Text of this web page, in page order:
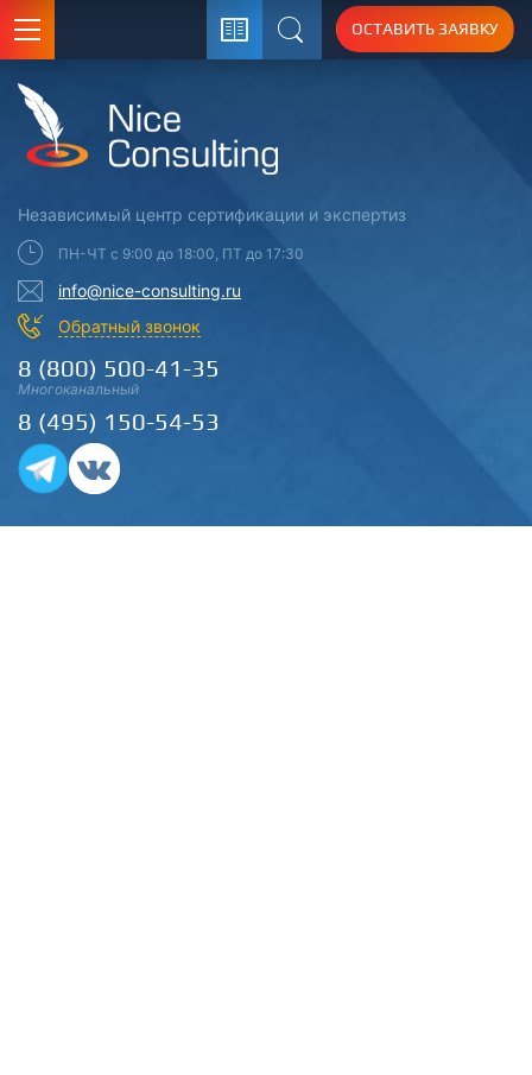
Поиск
ОСТАВИТЬ ЗАЯВКУ
Независимый центр сертификации и экспертиз
ПН-ЧТ с 9:00 до 18:00, ПТ до 17:30
info@nice-consulting.ru
Обратный звонок
8 (800) 500-41-35
Многоканальный
8 (495) 150-54-53